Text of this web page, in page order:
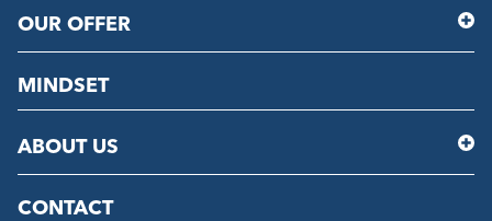
OUR OFFER
MINDSET
ABOUT US
CONTACT